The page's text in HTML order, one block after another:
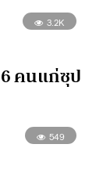
3.2K
คนแก่ซุป
549